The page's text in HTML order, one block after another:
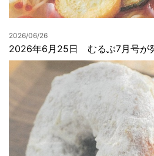
2026/06/26
2026年6月25日 むるぶ7月号が